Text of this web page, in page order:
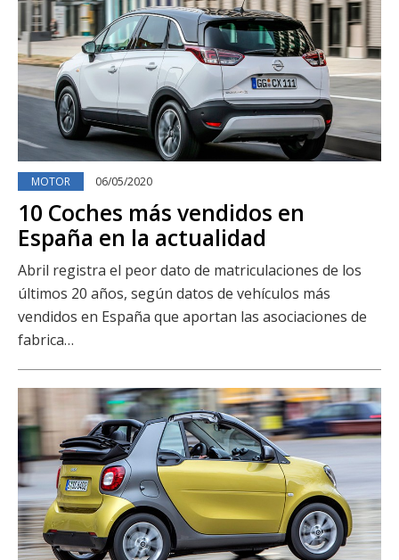
MOTOR 06/05/2020
10 Coches más vendidos en
España en la actualidad
Abril registra el peor dato de matriculaciones de los
últimos 20 años, según datos de vehículos más
vendidos en España que aportan las asociaciones de
fabrica…